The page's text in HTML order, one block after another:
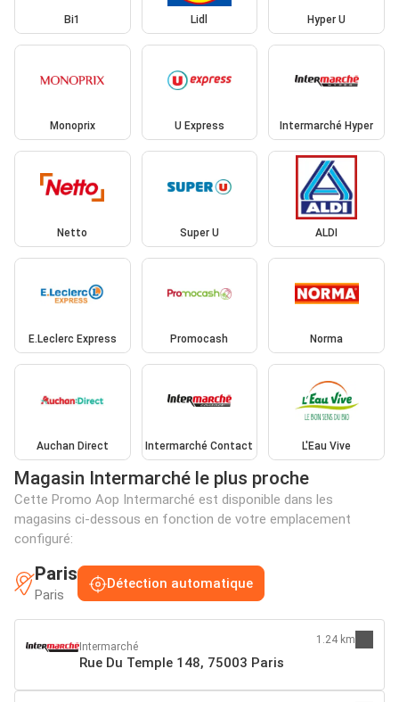
Bi1 Lidl Hyper U
Monoprix U Express Intermarché Hyper
Netto Super U ALDI
E.Leclerc Express Promocash Norma
Auchan Direct Intermarché Contact L'Eau Vive
Magasin Intermarché le plus proche
Cette Promo Aop Intermarché est disponible dans les
magasins ci-dessous en fonction de votre emplacement
configuré:
Paris
Paris
Détection automatique
Intermarché
Rue Du Temple 148, 75003 Paris
1.24 km